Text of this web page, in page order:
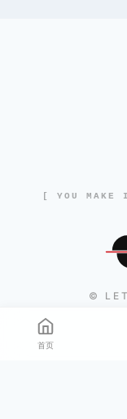
[ YOU MAKE
©
首页